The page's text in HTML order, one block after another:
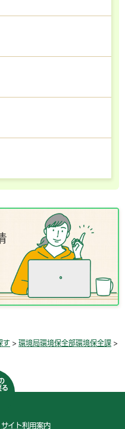
す > 環境局環境保全部環境保全課 >
る
サイト利用案内